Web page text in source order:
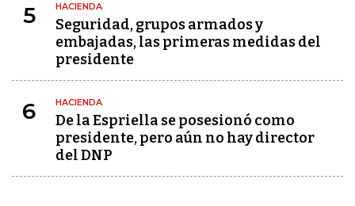
5 HACIENDA
Seguridad, grupos armados y
embajadas, las primeras medidas del
presidente
6 HACIENDA
De la Espriella se posesionó como
presidente, pero aún no hay director
del DNP